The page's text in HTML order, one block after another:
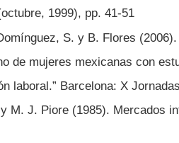
1999), pp. 41-51
S. y B. Flores
de mujeres mexicanas con
laboral.” Barcelona: X
y M. J. Piore (1985). Mercados